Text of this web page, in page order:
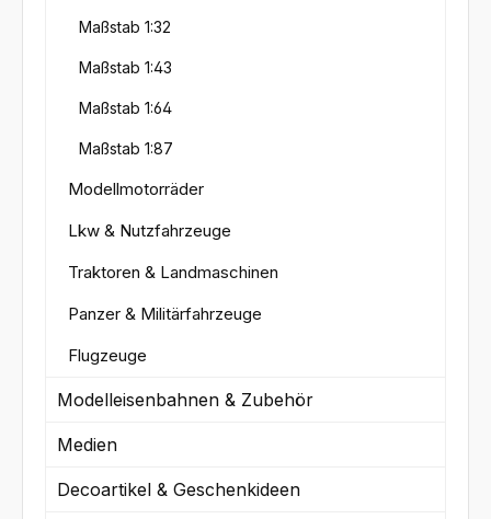
Maßstab 1:32
Maßstab 1:43
Maßstab 1:64
Maßstab 1:87
Modellmotorräder
Lkw & Nutzfahrzeuge
Traktoren & Landmaschinen
Panzer & Militärfahrzeuge
Flugzeuge
Modelleisenbahnen & Zubehör
Medien
Decoartikel & Geschenkideen